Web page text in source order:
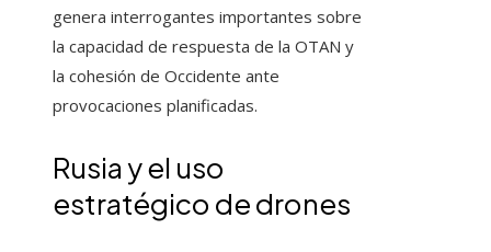
genera interrogantes importantes sobre
la capacidad de respuesta de la OTAN y
la cohesión de Occidente ante
provocaciones planificadas.
Rusia y el uso
estratégico de drones